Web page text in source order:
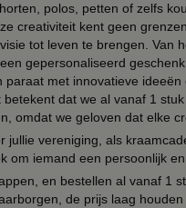
polos, petten of zelfs
creativiteit kent geen
tot leven te brengen. Van
gepersonaliseerd
met innovatieve
dat we al vanaf 1
omdat we geloven dat elke
jullie vereniging, als
om iemand een persoonlijk
en bestellen al vanaf 1
de prijs laag